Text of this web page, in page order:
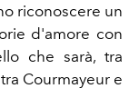
riconoscere un
d'amore con
che sarà, tra
Courmayeur e